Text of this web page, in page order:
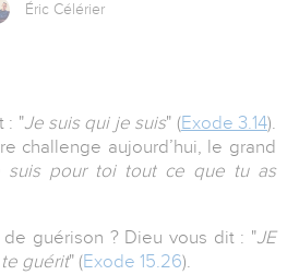
Éric Célérier
: "Je suis qui je suis" (Exode 3.14).
challenge aujourd’hui, le grand
suis pour toi tout ce que tu as
guérison ? Dieu vous dit : "JE
te guérit" (Exode 15.26).